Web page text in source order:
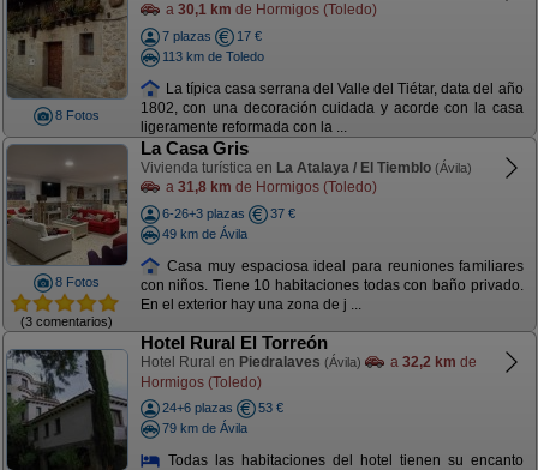
8 Fotos
a 30,1 km de Hormigos (Toledo)
7 plazas
17 €
113 km de Toledo
La típica casa serrana del Valle del Tiétar, data del año
1802, con una decoración cuidada y acorde con la casa
ligeramente reformada con la ...
8 Fotos
(3 comentarios)
La Casa Gris
Vivienda turística en La Atalaya / El Tiemblo (Ávila)
a 31,8 km de Hormigos (Toledo)
6-26+3 plazas
37 €
49 km de Ávila
Casa muy espaciosa ideal para reuniones familiares
con niños. Tiene 10 habitaciones todas con baño privado.
En el exterior hay una zona de j ...
Hotel Rural El Torreón
Hotel Rural en Piedralaves (Ávila) a 32,2 km de
Hormigos (Toledo)
24+6 plazas
53 €
79 km de Ávila
Todas las habitaciones del hotel tienen su encanto